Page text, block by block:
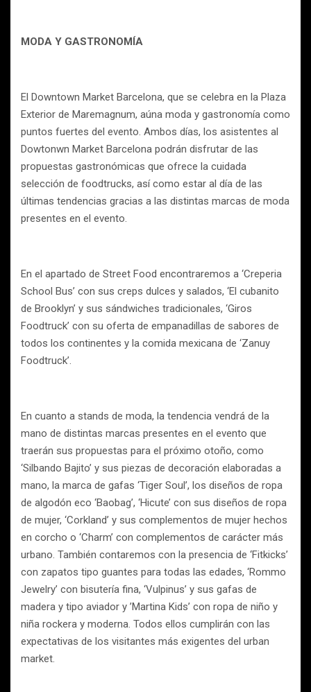
MODA Y GASTRONOMÍA
El Downtown Market Barcelona, que se celebra en la Plaza
Exterior de Maremagnum, aúna moda y gastronomía como
puntos fuertes del evento. Ambos días, los asistentes al
Dowtonwn Market Barcelona podrán disfrutar de las
propuestas gastronómicas que ofrece la cuidada
selección de foodtrucks, así como estar al día de las
últimas tendencias gracias a las distintas marcas de moda
presentes en el evento.
En el apartado de Street Food encontraremos a ‘Creperia
School Bus’ con sus creps dulces y salados, ‘El cubanito
de Brooklyn’ y sus sándwiches tradicionales, ‘Giros
Foodtruck’ con su oferta de empanadillas de sabores de
todos los continentes y la comida mexicana de ‘Zanuy
Foodtruck’.
En cuanto a stands de moda, la tendencia vendrá de la
mano de distintas marcas presentes en el evento que
traerán sus propuestas para el próximo otoño, como
‘Silbando Bajito’ y sus piezas de decoración elaboradas a
mano, la marca de gafas ‘Tiger Soul’, los diseños de ropa
de algodón eco ‘Baobag’, ‘Hicute’ con sus diseños de ropa
de mujer, ‘Corkland’ y sus complementos de mujer hechos
en corcho o ‘Charm’ con complementos de carácter más
urbano. También contaremos con la presencia de ‘Fitkicks’
con zapatos tipo guantes para todas las edades, ‘Rommo
Jewelry’ con bisutería fina, ‘Vulpinus’ y sus gafas de
madera y tipo aviador y ’Martina Kids’ con ropa de niño y
niña rockera y moderna. Todos ellos cumplirán con las
expectativas de los visitantes más exigentes del urban
market.